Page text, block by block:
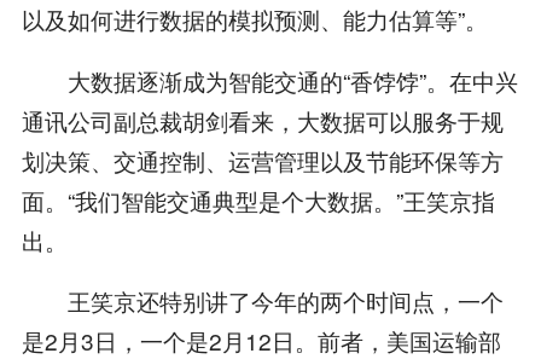
以及如何进行数据的模拟预测、能力估算等”。
大数据逐渐成为智能交通的“香饽饽”。在中兴
通讯公司副总裁胡剑看来，大数据可以服务于规
划决策、交通控制、运营管理以及节能环保等方
面。“我们智能交通典型是个大数据。”王笑京指
出。
王笑京还特别讲了今年的两个时间点，一个
是2月3日，一个是2月12日。前者，美国运输部